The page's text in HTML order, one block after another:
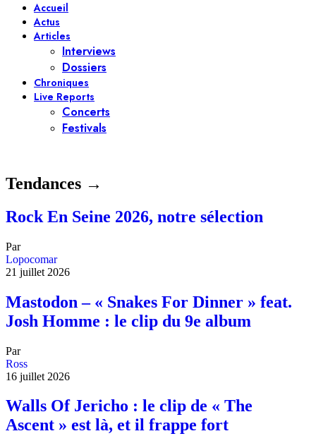
Accueil
Actus
Articles
Interviews
Dossiers
Chroniques
Live Reports
Concerts
Festivals
Tendances →
Rock En Seine 2026, notre sélection
Par
Lopocomar
21 juillet 2026
Mastodon – « Snakes For Dinner » feat.
Josh Homme : le clip du 9e album
Par
Ross
16 juillet 2026
Walls Of Jericho : le clip de « The
Ascent » est là, et il frappe fort